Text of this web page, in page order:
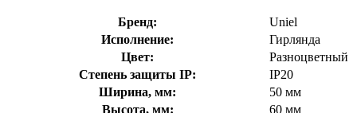
Бренд:
Uniel
Исполнение:
Гирлянда
Цвет:
Разноцветный
Степень защиты IP:
IP20
Ширина, мм:
50 мм
Высота, мм:
60 мм